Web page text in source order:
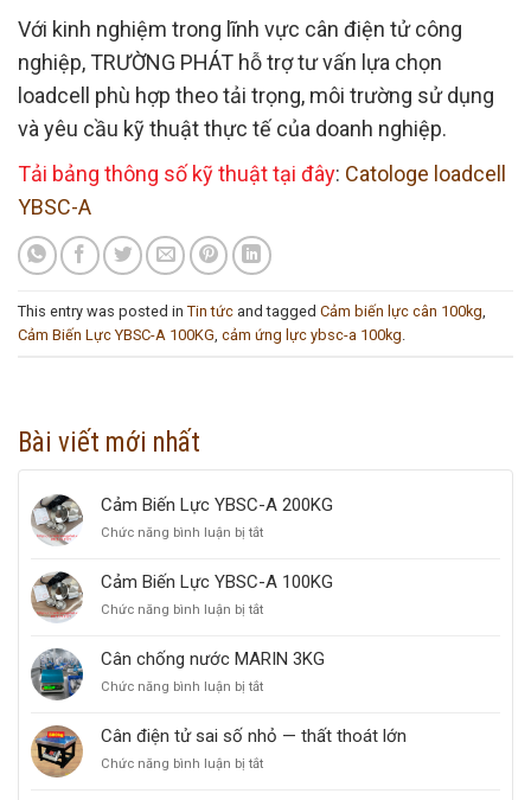
Với kinh nghiệm trong lĩnh vực cân điện tử công
nghiệp, TRƯỜNG PHÁT hỗ trợ tư vấn lựa chọn
loadcell phù hợp theo tải trọng, môi trường sử dụng
và yêu cầu kỹ thuật thực tế của doanh nghiệp.
Tải bảng thông số kỹ thuật tại đây: Catologe loadcell
YBSC-A
This entry was posted in Tin tức and tagged Cảm biến lực cân 100kg
Cảm Biến Lực YBSC-A 100KG cảm ứng lực ybsc-a 100kg
Bài viết mới nhất
Cảm Biến Lực YBSC-A 200KG
Chức năng bình luận bị tắt
Biến
200KG
Cảm Biến Lực YBSC-A 100KG
Chức năng bình luận bị tắt
Biến
100KG
Cân chống nước MARIN 3KG
Chức năng bình luận bị tắt
chống
nước
Cân điện tử sai số nhỏ — thất thoát lớn
Chức năng bình luận bị tắt